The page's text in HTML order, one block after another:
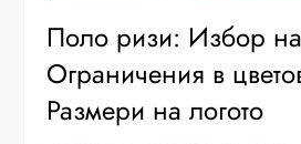
Поло ризи: Избор
Ограничения в
Размери на логото